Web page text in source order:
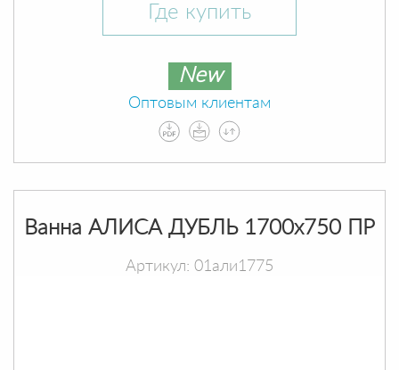
Где купить
New
Оптовым клиентам
Ванна АЛИСА ДУБЛЬ 1700х750 ПР
Артикул: 01али1775